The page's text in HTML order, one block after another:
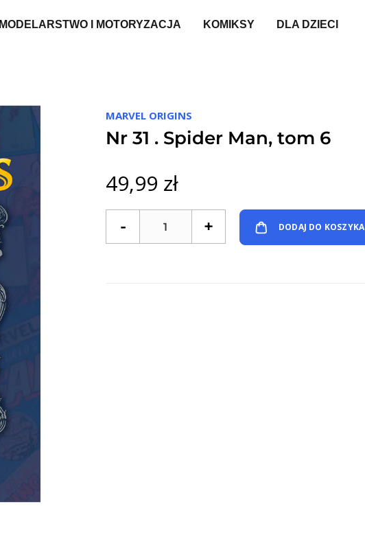
MODELARSTWO I MOTORYZACJA KOMIKSY DLA DZIECI
MARVEL ORIGINS
Nr 31 . Spider Man, tom 6
49,99 zł
- + DODAJ DO KOSZYKA